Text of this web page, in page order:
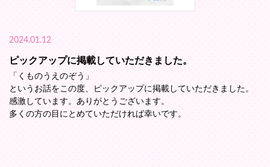
2024.01.12
ピックアップに掲載していただきました。
「くものうえのぞう」
というお話をこの度、ピックアップに掲載していただきました。
感激しています。ありがとうございます。
多くの方の目にとめていただければ幸いです。